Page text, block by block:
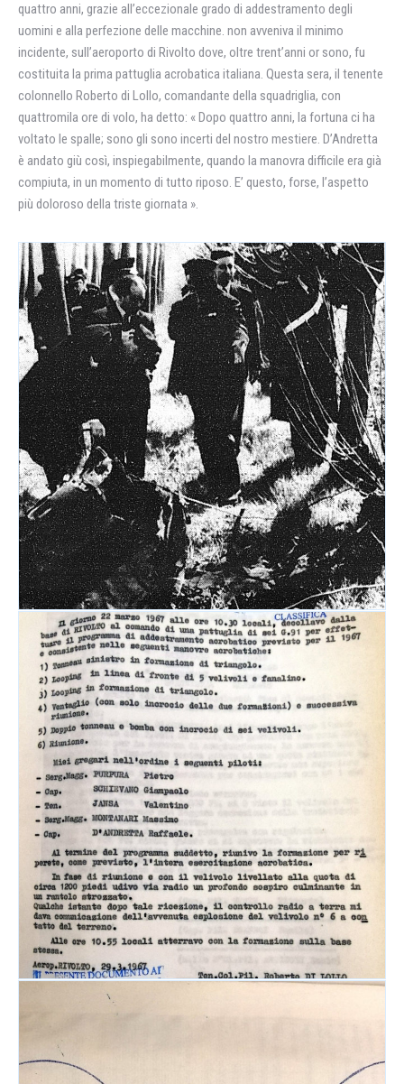
quattro anni, grazie all’eccezionale grado di addestramento degli
uomini e alla perfezione delle macchine. non avveniva il minimo
incidente, sull’aeroporto di Rivolto dove, oltre trent’anni or sono, fu
costituita la prima pattuglia acrobatica italiana. Questa sera, il tenente
colonnello Roberto di Lollo, comandante della squadriglia, con
quattromila ore di volo, ha detto: « Dopo quattro anni, la fortuna ci ha
voltato le spalle; sono gli sono incerti del nostro mestiere. D’Andretta
è andato giù così, inspiegabilmente, quando la manovra difficile era già
compiuta, in un momento di tutto riposo. E’ questo, forse, l’aspetto
più doloroso della triste giornata ».